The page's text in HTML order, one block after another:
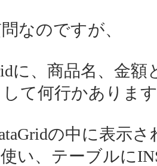
なのですが、
に、商品名、金
て何行かありま
の中に表示
い、テーブルに